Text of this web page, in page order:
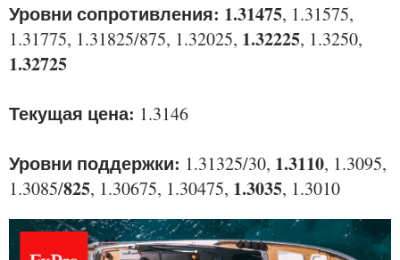
Уровни сопротивления: 1.31475, 1.31575,
1.31775, 1.31825/875, 1.32025, 1.32225, 1.3250,
1.32725
Текущая цена: 1.3146
Уровни поддержки: 1.31325/30, 1.3110, 1.3095,
1.3085/825, 1.30675, 1.30475, 1.3035, 1.3010